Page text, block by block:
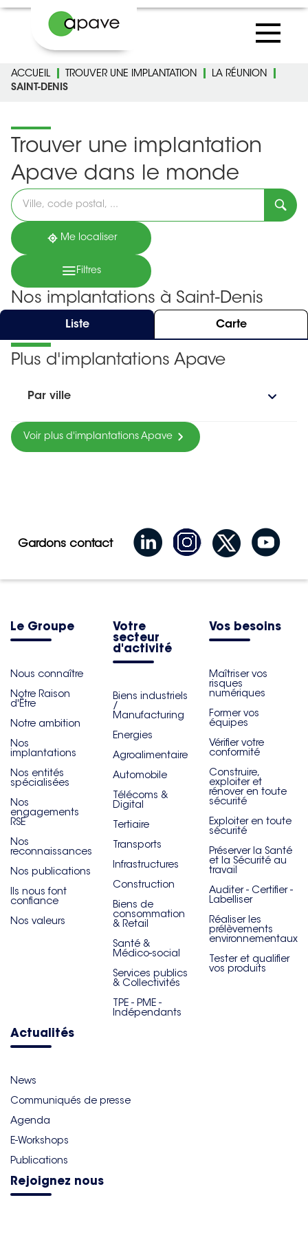
ACCUEIL TROUVER UNE IMPLANTATION
LA RÉUNION
SAINT-DENIS
Trouver une implantation
Apave dans le monde
Veuillez
renseigner
une
adresse
Me localiser
Filtres
Nos implantations à Saint-Denis
Liste Carte
Plus d'implantations Apave
Par ville
Voir plus d'implantations Apave
Gardons contact
Le Groupe
Nous connaître
Notre Raison
d'Être
Notre ambition
Nos
implantations
Nos entités
spécialisées
Nos
engagements
RSE
Nos
reconnaissances
Nos publications
Ils nous font
confiance
Nos valeurs
Votre
secteur
d'activité
Biens industriels
/
Manufacturing
Energies
Agroalimentaire
Automobile
Télécoms &
Digital
Tertiaire
Transports
Infrastructures
Construction
Biens de
consommation
& Retail
Santé &
Médico-social
Services publics
& Collectivités
TPE - PME -
Indépendants
Vos besoins
Maîtriser vos
risques
numériques
Former vos
équipes
Vérifier votre
conformité
Construire,
exploiter et
rénover en toute
sécurité
Exploiter en toute
sécurité
Préserver la Santé
et la Sécurité au
travail
Auditer - Certifier -
Labelliser
Réaliser les
prélèvements
environnementaux
Tester et qualifier
vos produits
Actualités
News
Communiqués de presse
Agenda
E-Workshops
Publications
Rejoignez nous